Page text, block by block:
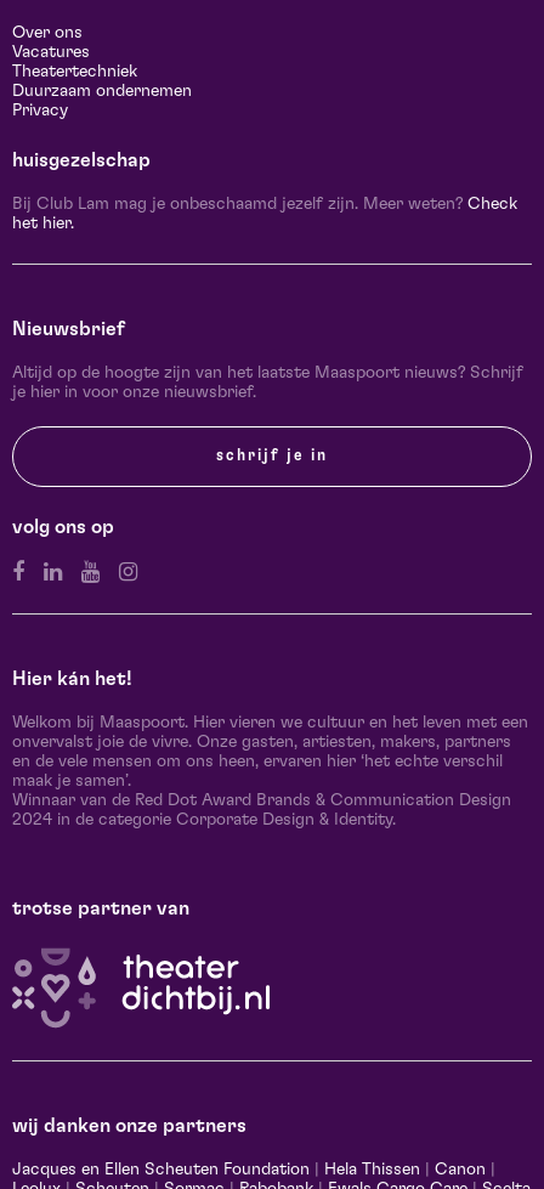
Over ons
Vacatures
Theatertechniek
Duurzaam ondernemen
Privacy
huisgezelschap
Bij Club Lam mag je onbeschaamd jezelf zijn. Meer weten? Check
het hier.
Nieuwsbrief
Altijd op de hoogte zijn van het laatste Maaspoort nieuws? Schrijf
je hier in voor onze nieuwsbrief.
schrijf je in
volg ons op
Hier kán het!
Welkom bij Maaspoort. Hier vieren we cultuur en het leven met een
onvervalst joie de vivre. Onze gasten, artiesten, makers, partners
en de vele mensen om ons heen, ervaren hier ‘het echte verschil
maak je samen’.
Winnaar van de Red Dot Award Brands & Communication Design
2024 in de categorie Corporate Design & Identity.
trotse partner van
wij danken onze partners
Jacques en Ellen Scheuten Foundation Hela Thissen Canon